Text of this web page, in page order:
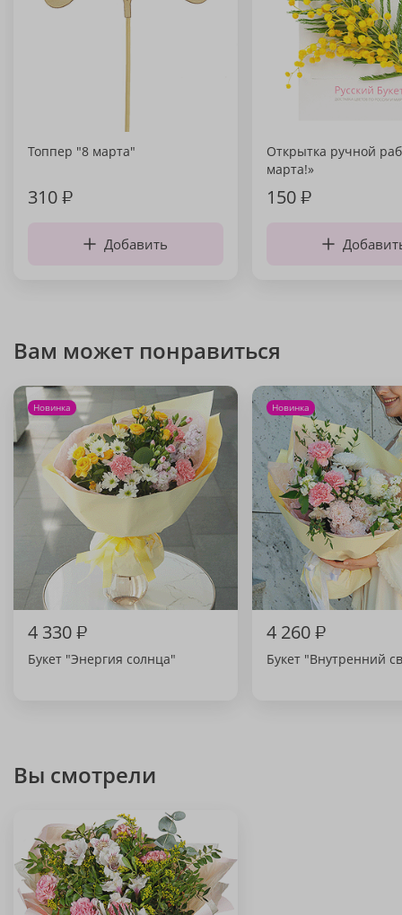
Топпер "8 марта"
310₽
Добавить
Открытка ручной
марта!»
150₽
Вам может понравиться
Новинка
4 330₽
Букет "Энергия солнца"
Новинка
4 260₽
Букет "Внутренний
Вы смотрели